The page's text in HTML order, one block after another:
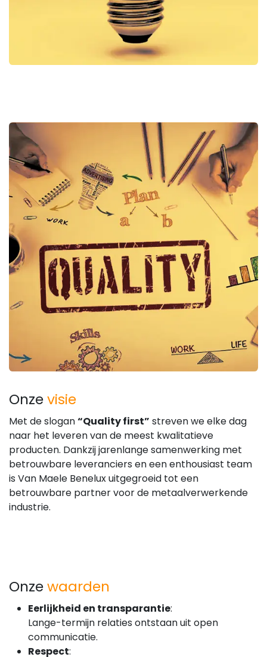
Onzevisie
Met de slogan“Quality first” streven we elke dag
naar het leveren van de meest kwalitatieve
producten. Dankzij jarenlange samenwerking met
betrouwbare leveranciers en een enthousiast team
is Van Maele Benelux uitgegroeid tot een
betrouwbare partner voor de metaalverwerkende
industrie.
Onzewaarden
Eerlijkheid en transparantie:
Lange-termijn relaties ontstaan uit open
communicatie.
Respect: